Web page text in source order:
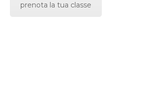
prenota la tua classe